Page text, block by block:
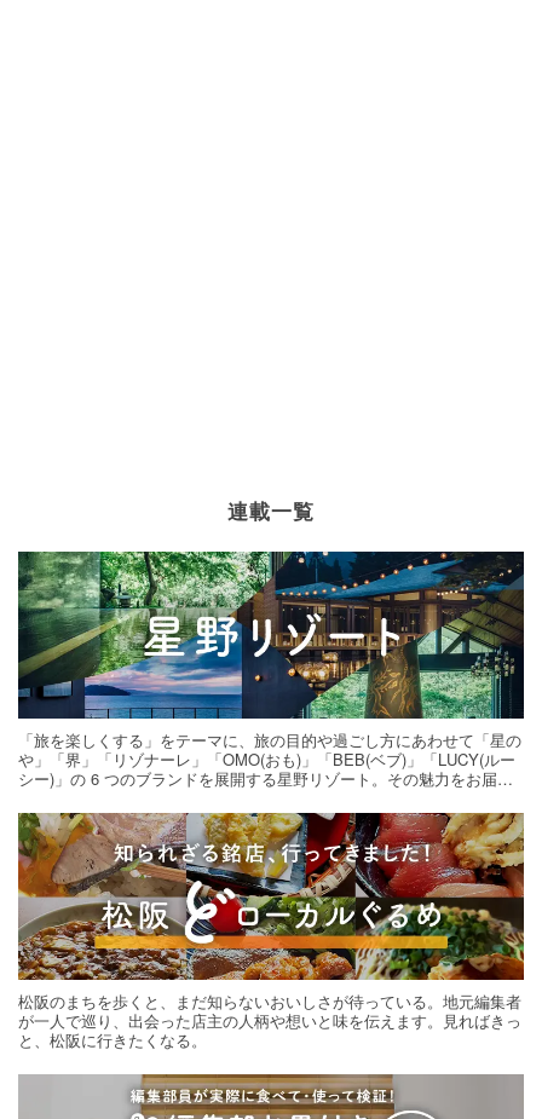
連載一覧
「旅を楽しくする」をテーマに、旅の目的や過ごし方にあわせて「星の
や」「界」「リゾナーレ」「OMO(おも)」「BEB(ベブ)」「LUCY(ルー
シー)」の 6 つのブランドを展開する星野リゾート。その魅力をお届け
松阪のまちを歩くと、まだ知らないおいしさが待っている。地元編集者
が一人で巡り、出会った店主の人柄や想いと味を伝えます。見ればきっ
と、松阪に行きたくなる。